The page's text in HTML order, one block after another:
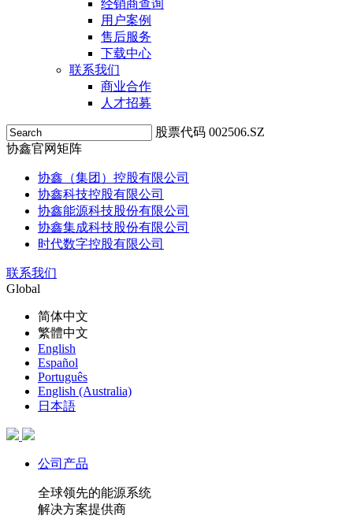
经销商查询
用户案例
售后服务
下载中心
联系我们
商业合作
人才招募
股票代码 002506.SZ
协鑫官网矩阵
协鑫（集团）控股有限公司
协鑫科技控股有限公司
协鑫能源科技股份有限公司
协鑫集成科技股份有限公司
时代数字控股有限公司
联系我们
Global
简体中文
繁體中文
English
Español
Português
English (Australia)
日本語
公司产品
全球领先的能源系统
解决方案提供商